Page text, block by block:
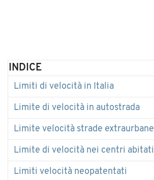
INDICE
Limiti di velocità in Italia
Limite di velocità in autostrada
Limite velocità strade extraurbane
Limite di velocità nei centri abitati
Limiti velocità neopatentati